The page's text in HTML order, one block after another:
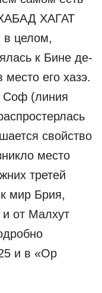
ХАГАТ
целом,
к Бине де-
его хазэ.
Соф (линия
свой­ство
место
третей
мир Брия,
от Малхут
и в «Ор